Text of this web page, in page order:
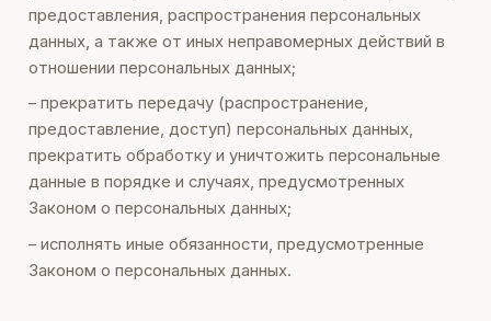
предоставления, распространения персональных
данных, а также от иных неправомерных действий в
отношении персональных данных;
– прекратить передачу (распространение,
предоставление, доступ) персональных данных,
прекратить обработку и уничтожить персональные
данные в порядке и случаях, предусмотренных
Законом о персональных данных;
– исполнять иные обязанности, предусмотренные
Законом о персональных данных.